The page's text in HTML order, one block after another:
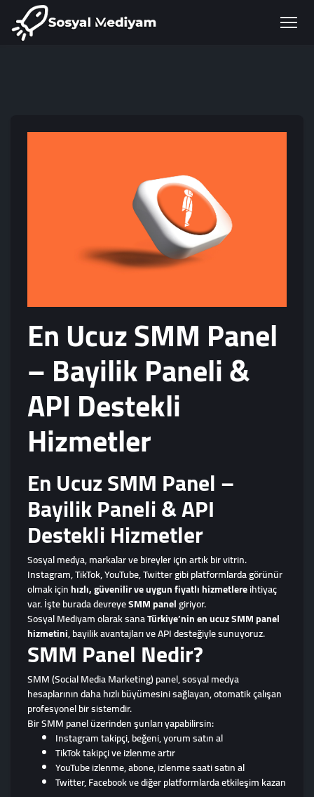
En Ucuz SMM Panel
– Bayilik Paneli &
API Destekli
Hizmetler
En Ucuz SMM Panel –
Bayilik Paneli & API
Destekli Hizmetler
Sosyal medya, markalar ve bireyler için artık bir vitrin.
Instagram, TikTok, YouTube, Twitter gibi platformlarda görünür
olmak içinhızlı, güvenilir ve uygun fiyatlı hizmetlereihtiyaç
var. İşte burada devreyeSMM panelgiriyor.
Sosyal Mediyam olarak sanaTürkiye’nin en ucuz SMM panel
hizmetini, bayilik avantajları ve API desteğiyle sunuyoruz.
SMM Panel Nedir?
SMM (Social Media Marketing) panel, sosyal medya
hesaplarının daha hızlı büyümesini sağlayan, otomatik çalışan
profesyonel bir sistemdir.
Bir SMM panel üzerinden şunları yapabilirsin:
Instagram takipçi, beğeni, yorum satın al
TikTok takipçi ve izlenme artır
YouTube izlenme, abone, izlenme saati satın al
Twitter, Facebook ve diğer platformlarda etkileşim kazan